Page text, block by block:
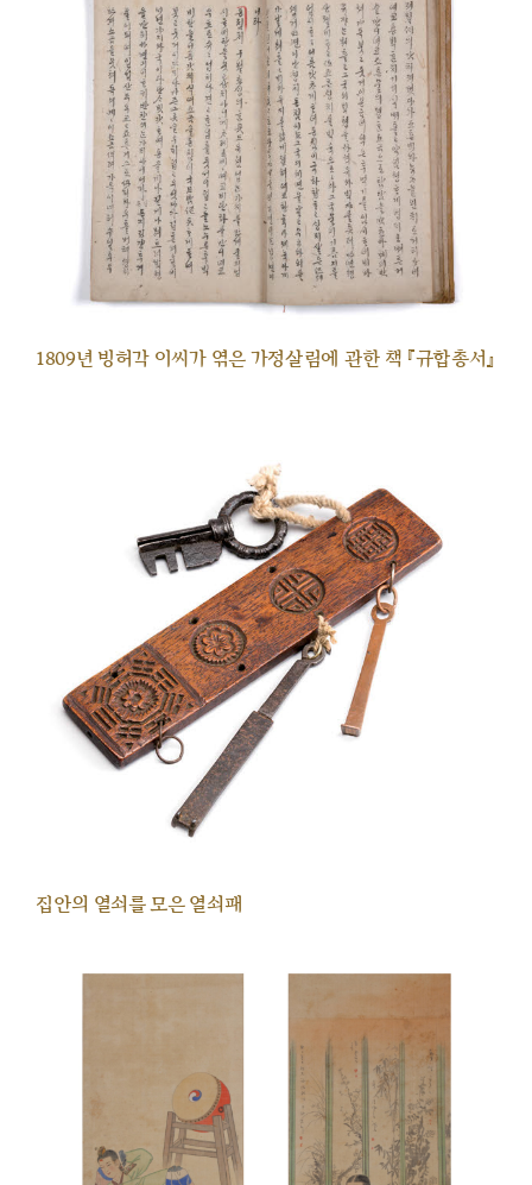
1809년 빙허각 이씨가 엮은 가정살림에 관한 책 『규합총서』
집안의 열쇠를 모은 열쇠패